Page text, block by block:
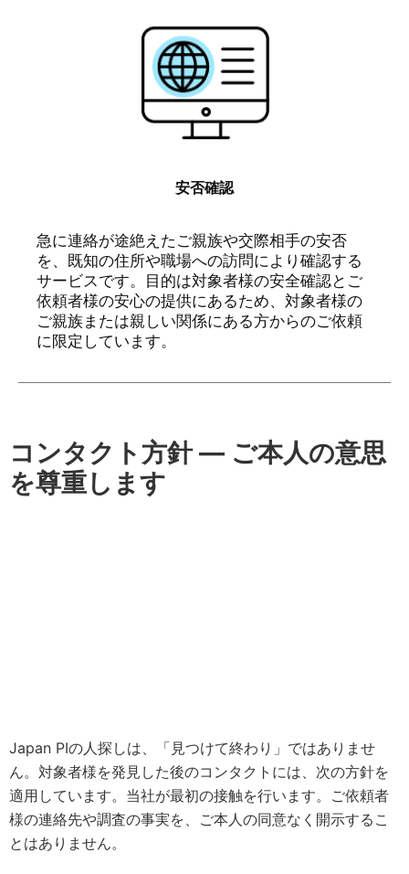
安否確認
急に連絡が途絶えたご親族や交際相手の安否
を、既知の住所や職場への訪問により確認する
サービスです。目的は対象者様の安全確認とご
依頼者様の安心の提供にあるため、対象者様の
ご親族または親しい関係にある方からのご依頼
に限定しています。
コンタクト方針 — ご本人の意思
を尊重します
Japan PIの人探しは、「見つけて終わり」ではありませ
ん。対象者様を発見した後のコンタクトには、次の方針を
適用しています。当社が最初の接触を行います。ご依頼者
様の連絡先や調査の事実を、ご本人の同意なく開示するこ
とはありません。